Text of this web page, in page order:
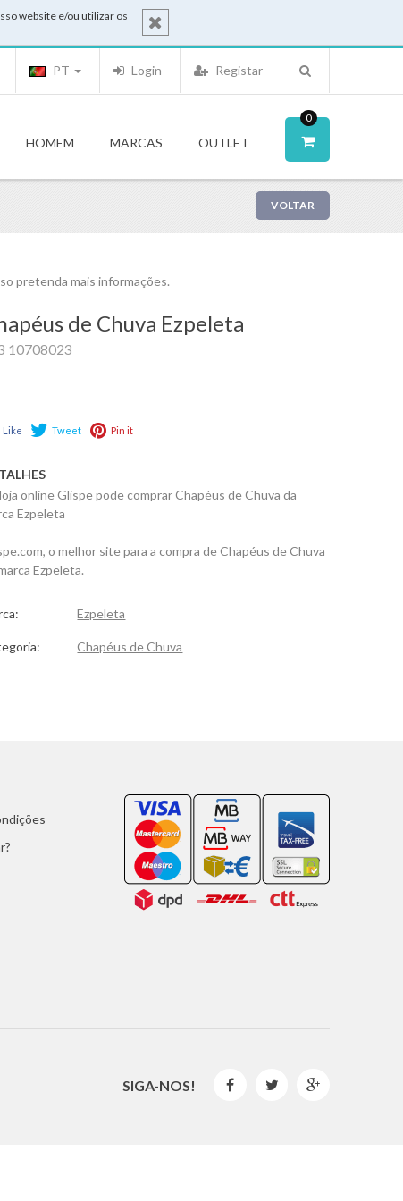
website e/ou utilizar os
Registar
Login
PT
0
HOMEM MARCAS OUTLET
VOLTAR
pretenda mais informações.
de Chuva Ezpeleta
10708023
Like Tweet Pin it
online Glispe pode comprar Chapéus de Chuva da
Ezpeleta
o melhor site para a compra de Chapéus de Chuva
Ezpeleta.
Ezpeleta
Chapéus de Chuva
SIGA-NOS!   